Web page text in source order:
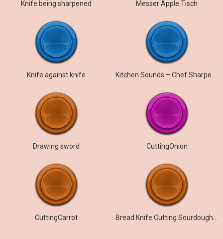
Knife being sharpened Messer Apple Tisch
Knife against knife
Drawing sword CuttingOnion
CuttingCarrot